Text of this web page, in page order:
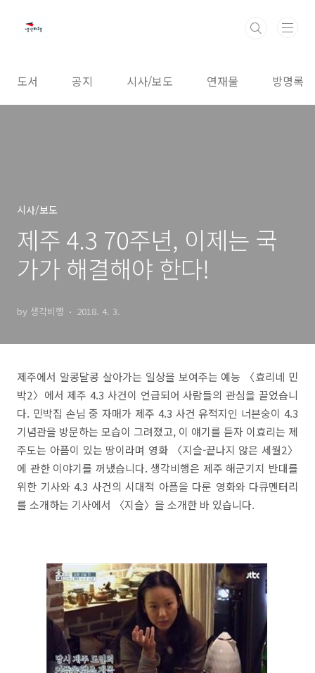
도서 공지 시사/보도 연재물 방명록
시사/보도
제주 4.3 70주년, 이제는 국
가가 해결해야 한다!
by 생각비행 2018. 4. 3.
제주에서 알콩달콩 살아가는 일상을 보여주는 예능 〈효리네 민
박2〉에서 제주 4.3 사건이 언급되어 사람들의 관심을 끌었습니
다. 민박집 손님 중 자매가 제주 4.3 사건 유적지인 너븐숭이 4.3
기념관을 방문하는 모습이 그려졌고, 이 얘기를 듣자 이효리는 제
주도는 아픔이 있는 땅이라며 영화 〈지슬-끝나지 않은 세월2〉
에 관한 이야기를 꺼냈습니다. 생각비행은 제주 해군기지 반대를
위한 기사와 4.3 사건의 시대적 아픔을 다룬 영화와 다큐멘터리
를 소개하는 기사에서 〈지슬〉을 소개한 바 있습니다.